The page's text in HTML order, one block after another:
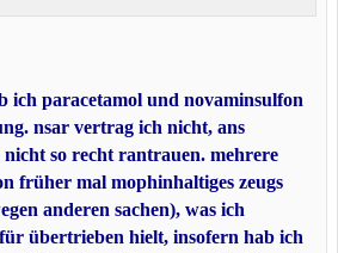
ich paracetamol und novaminsulfon
nsar vertrag ich nicht, ans
so recht rantrauen. mehrere
früher mal mophinhaltiges zeugs
anderen sachen), was ich
übertrieben hielt, insofern hab ich